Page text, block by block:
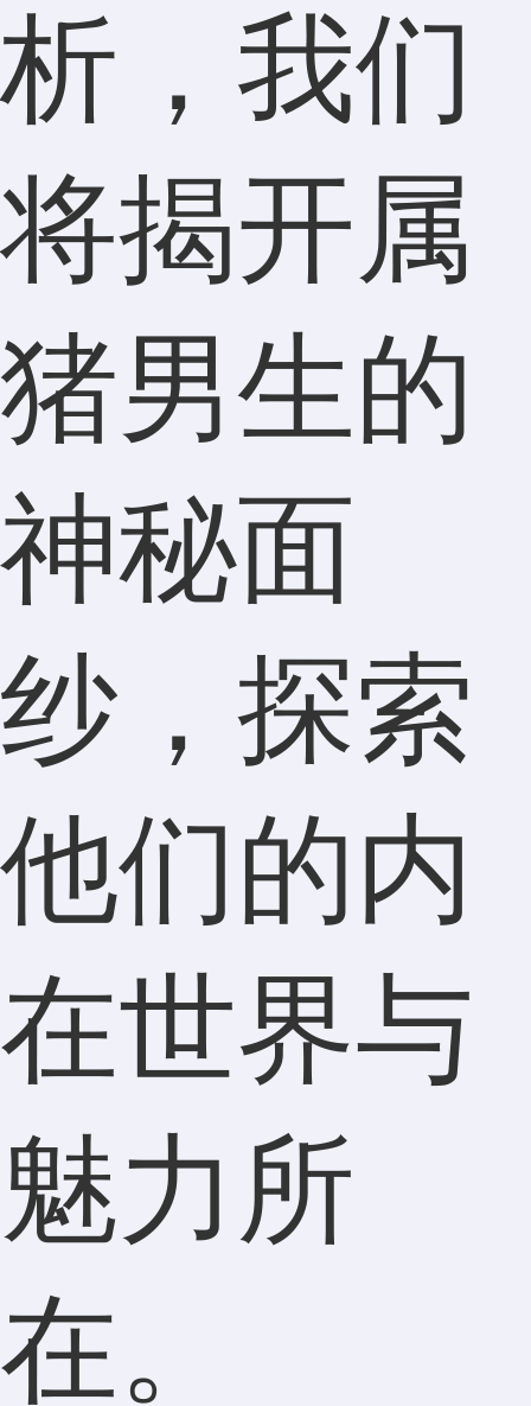
析，我们
将揭开属
猪男生的
神秘面
纱，探索
他们的内
在世界与
魅力所
在。